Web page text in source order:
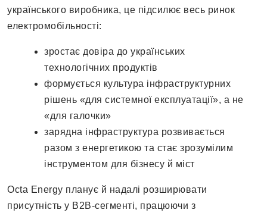
українського виробника, це підсилює весь ринок
електромобільності:
зростає довіра до українських
технологічних продуктів
формується культура інфраструктурних
рішень «для системної експлуатації», а не
«для галочки»
зарядна інфраструктура розвивається
разом з енергетикою та стає зрозумілим
інструментом для бізнесу й міст
Octa Energy планує й надалі розширювати
присутність у B2B-сегменті, працюючи з